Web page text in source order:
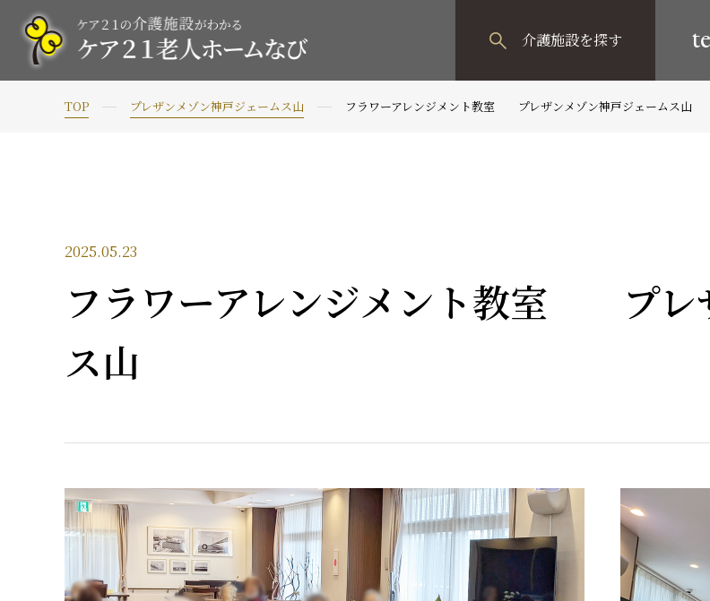
介護施設を探す
TOP プレザンメゾン神戸ジェームス山 フラワーアレンジメント教室 プレザンメゾン神戸ジェームス山
2025.05.23
フラワーアレンジメント教室 プレ
ス山